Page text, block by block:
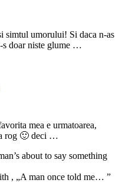
simtul umorului! Si daca n-as
s doar niste glume …
mea e urmatoarea,
rog 🙂 deci …
about to say something
, „A man once told me… ”